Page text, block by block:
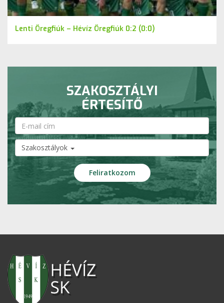
Lenti Öregfiúk – Hévíz Öregfiúk 0:2 (0:0)
SZAKOSZTÁLYI
ÉRTESÍTŐ
Szakosztályok